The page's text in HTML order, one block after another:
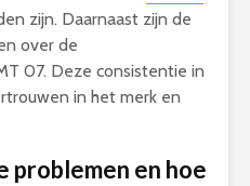
zijn. Daarnaast zijn de
over de
07. Deze consistentie in
in het merk en
problemen en hoe